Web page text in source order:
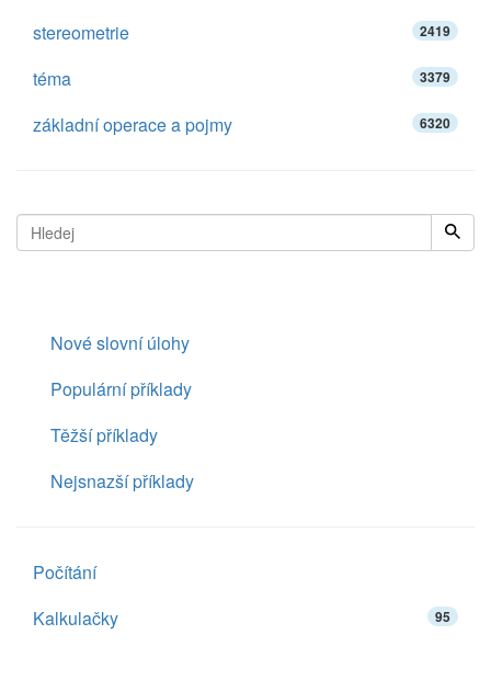
stereometrie 2419
téma 3379
základní operace a pojmy 6320
Nové slovní úlohy
Populární příklady
Těžší příklady
Nejsnazší příklady
Počítání
Kalkulačky
95